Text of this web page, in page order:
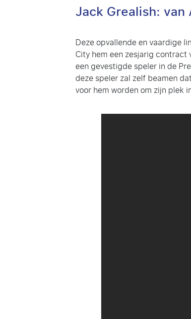
Jack Grealish:
Deze opvallende en vaardige
City hem een zesjarig
een gevestigde speler in de
deze speler zal zelf beamen
voor hem worden om zijn plek